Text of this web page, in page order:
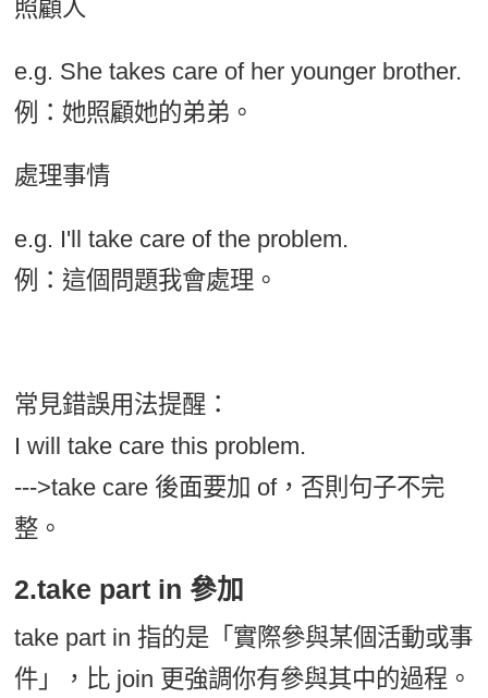
照顧人
e.g. She takes care of her younger brother.
例：她照顧她的弟弟。
處理事情
e.g. I'll take care of the problem.
例：這個問題我會處理。
常見錯誤用法提醒：
I will take care this problem.
--->take care 後面要加 of，否則句子不完
整。
2.take part in 參加
take part in 指的是「實際參與某個活動或事
件」，比 join 更強調你有參與其中的過程。